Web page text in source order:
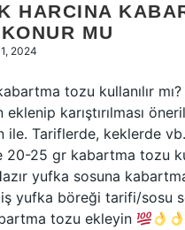
HARCINA
MU
2024
tozu kullanılır
karıştırılması
ile. Tariflerde, keklerde
20-25 gr kabartma tozu
yufka sosuna
yufka böreği tarifi/sosu
tozu ekleyin